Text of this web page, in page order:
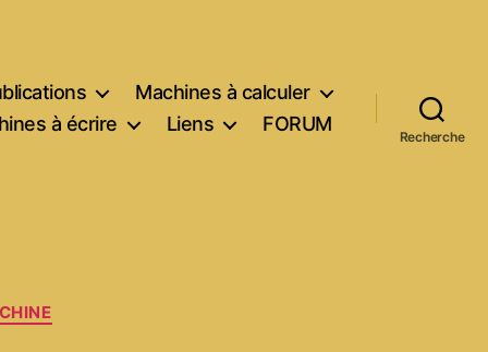
Machines à calculer
à écrire
Liens FORUM
Recherche